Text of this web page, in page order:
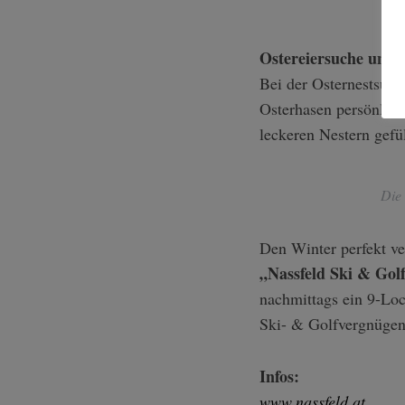
Ostereiersuche
Bei der
Osterhasen
leckeren Nestern
Die
Den Winter perfekt
„Nassfeld Ski &
nachmittags ein 9-
Ski- &
Infos: